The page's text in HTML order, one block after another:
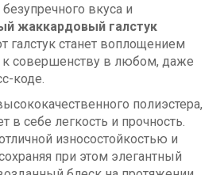
вкуса и
жаккардовый галстук
галстук станет воплощением
к совершенству в любом, даже
коде.
полиэстера,
в себе легкость и прочность.
износостойкостью и
при этом элегантный